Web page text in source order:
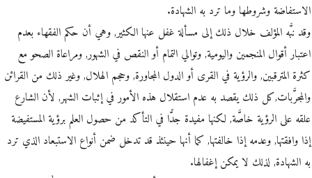
الاستفاضة وشروطها وما ترد به الشهادة.
وقد نبَّه المؤلف خلال ذلك إلى مسألة غفل عنها الكثير, وهي أن حكم الفقهاء بعدم
اعتبار أقوال المنجمين واليومية, وتوالي التمام أو النقص في الشهور, ومراعاة الصحو مع
كثرة المترقبين, والرؤية في القرى أو الدول المجاورة, وحجم الهلال, وغير ذلك من القرائن
والمجرَّبات,كل ذلك يقصد به عدم استقلال هذه الأمور في إثبات الشهر, لأن الشارع
علقه على الرؤية خاصَّة, لكنها مفيدة جدًّا في التأكد من حصول العلم برؤية المستفيضة
إذا وافقتها, وعدمه إذا خالفتها, كما أنها حينئذ قد تدخل ضمن أنواع الاستبعاد الذي ترد
به الشهادة, لذلك لا يمكن إغفالها.